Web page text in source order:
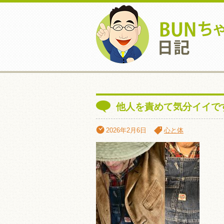
他人を責めて気分イイで
2026年2月6日 心と体